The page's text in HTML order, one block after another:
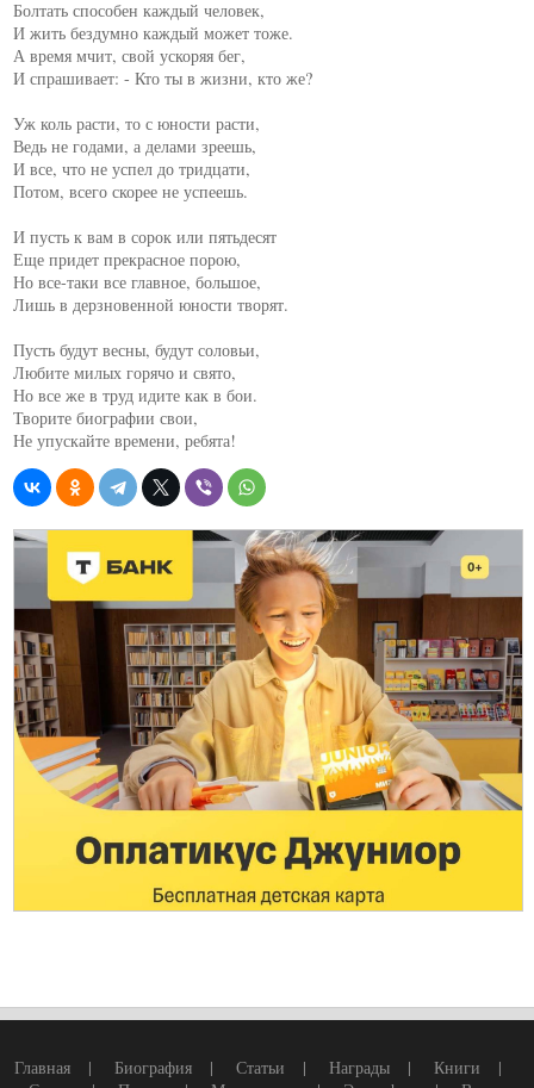
Болтать способен каждый человек,
И жить бездумно каждый может тоже.
А время мчит, свой ускоряя бег,
И спрашивает: - Кто ты в жизни, кто же?
Уж коль расти, то с юности расти,
Ведь не годами, а делами зреешь,
И все, что не успел до тридцати,
Потом, всего скорее не успеешь.
И пусть к вам в сорок или пятьдесят
Еще придет прекрасное порою,
Но все-таки все главное, большое,
Лишь в дерзновенной юности творят.
Пусть будут весны, будут соловьи,
Любите милых горячо и свято,
Но все же в труд идите как в бои.
Творите биографии свои,
Не упускайте времени, ребята!
Главная | Биография | Статьи | Награды | Книги |